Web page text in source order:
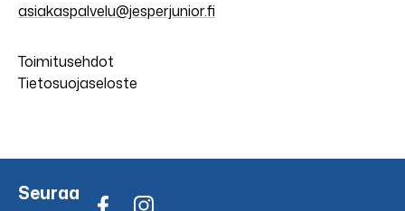
asiakaspalvelu@jesperjunior.fi
Toimitusehdot
Tietosuojaseloste
Seuraa